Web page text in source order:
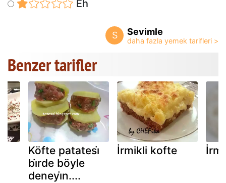
Eh
S Sevimle
Benzer tarifler
Köfte patatesi̇
bi̇rde böyle
deneyi̇n....
İrmikli kofte